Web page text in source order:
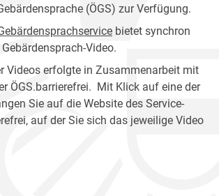
(ÖGS) zur Verfügung.
bietet synchron
Video.
Videos erfolgte in Zusammenarbeit mit
ÖGS.barrierefrei. Mit Klick auf eine der
Sie auf die Website des Service-
auf der Sie sich das jeweilige Video